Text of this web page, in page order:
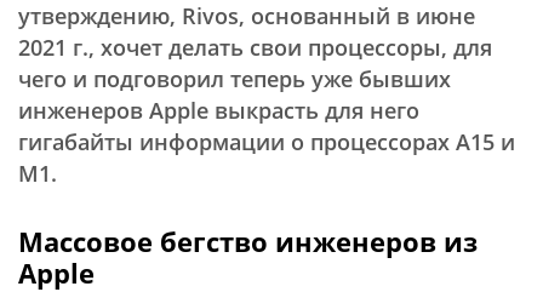
утверждению, Rivos, основанный в июне
2021 г., хочет делать свои процессоры, для
чего и подговорил теперь уже бывших
инженеров Apple выкрасть для него
гигабайты информации о процессорах А15 и
М1.
Массовое бегство инженеров из
Apple